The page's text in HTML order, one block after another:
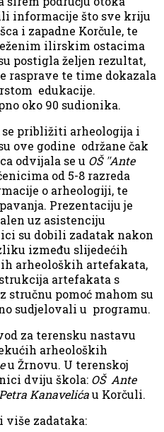
informacije što sve kriju
i zapadne Korčule, te
ilirskim ostacima
postigla željen rezultat,
rasprave te time dokazala
edukacije.
oko 90 sudionika.
se približiti arheologija i
ove godine održane čak
odvijala se u OŠ ''Ante
od 5-8 razreda
o arheologiji, te
Prezentaciju je
uz asistenciju
su dobili zadatak nakon
između slijedećih
arheoloških artefakata,
artefakata s
pomoć mahom su
sudjelovali u programu.
za terensku nastavu
arheoloških
u Žrnovu. U terenskoj
dviju škola: OŠ Ante
Kanavelićau Korčuli.
više zadataka: